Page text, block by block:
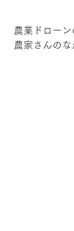
農業ドロー
農家さんの